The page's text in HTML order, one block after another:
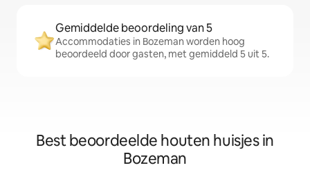
Gemiddelde beoordeling van 5
Accommodaties in Bozeman worden hoog
beoordeeld door gasten, met gemiddeld 5 uit 5.
Best beoordeelde houten huisjes in
Bozeman